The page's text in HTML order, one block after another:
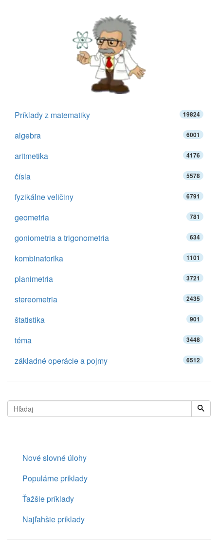
Príklady z matematiky 19824
algebra 6001
aritmetika 4176
čísla 5578
fyzikálne veličiny 6791
geometria 781
goniometria a trigonometria 634
kombinatorika 1101
planimetria 3721
stereometria 2435
štatistika 901
téma 3448
základné operácie a pojmy 6512
Nové slovné úlohy
Populárne príklady
Ťažšie príklady
Najľahšie príklady